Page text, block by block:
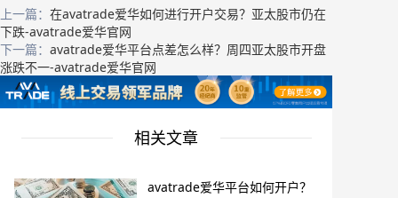
上一篇： 在avatrade爱华如何进行开户交易？亚太股市仍在
下跌-avatrade爱华官网
下一篇： avatrade爱华平台点差怎么样？周四亚太股市开盘
涨跌不一-avatrade爱华官网
相关文章
avatrade爱华平台如何开户？